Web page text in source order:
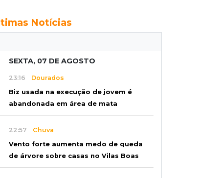
Notícias
SEXTA, 07 DE AGOSTO
23:16 Dourados
Biz usada na execução de jovem é
abandonada em área de mata
22:57 Chuva
Vento forte aumenta medo de queda
de árvore sobre casas no Vilas Boas